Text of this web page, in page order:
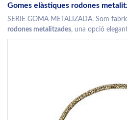
Gomes elàstiques rodones
SERIE GOMA METALIZADA. Som
rodones metalitzades, una opció